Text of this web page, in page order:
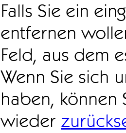
Falls Sie ein
entfernen
Feld, aus dem
Wenn Sie sich
haben, können
wieder